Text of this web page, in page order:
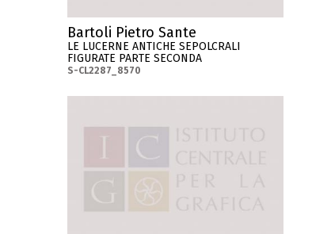
Bartoli Pietro Sante
LE LUCERNE ANTICHE SEPOLCRALI
FIGURATE PARTE SECONDA
S-CL2287_8570